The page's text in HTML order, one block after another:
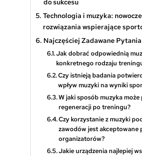
do sukcesu
Technologia i muzyka:
rozwiązania wspierające
Najczęściej Zadawane Pytania
Jak dobrać odpowiednią
konkretnego rodzaju
Czy istnieją badania
wpływ muzyki na wyniki
W jaki sposób muzyka
regeneracji po treningu?
Czy korzystanie z muzyki
zawodów jest akceptowane
organizatorów?
Jakie urządzenia najlepiej